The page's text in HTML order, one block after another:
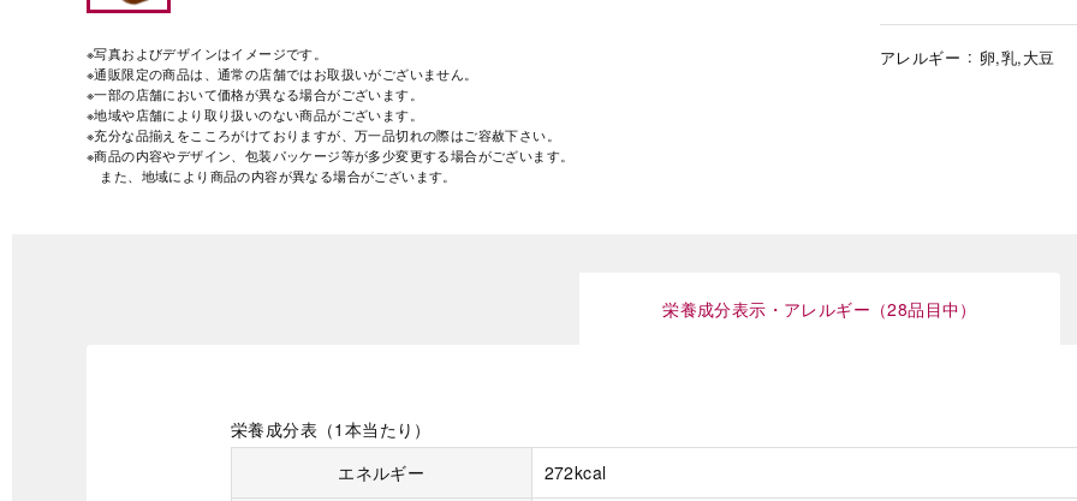
※写真およびデザインはイメージです。
※通販限定の商品は、通常の店舗ではお取扱いがございません。
※一部の店舗において価格が異なる場合がございます。
※地域や店舗により取り扱いのない商品がございます。
※充分な品揃えをこころがけておりますが、万一品切れの際はご容赦下さい。
※商品の内容やデザイン、包装パッケージ等が多少変更する場合がございます。
また、地域により商品の内容が異なる場合がございます。
アレルギー 卵,乳,大豆
栄養成分表示・アレルギー（28品目中）
栄養成分表（1本当たり）
エネルギー
272kcal